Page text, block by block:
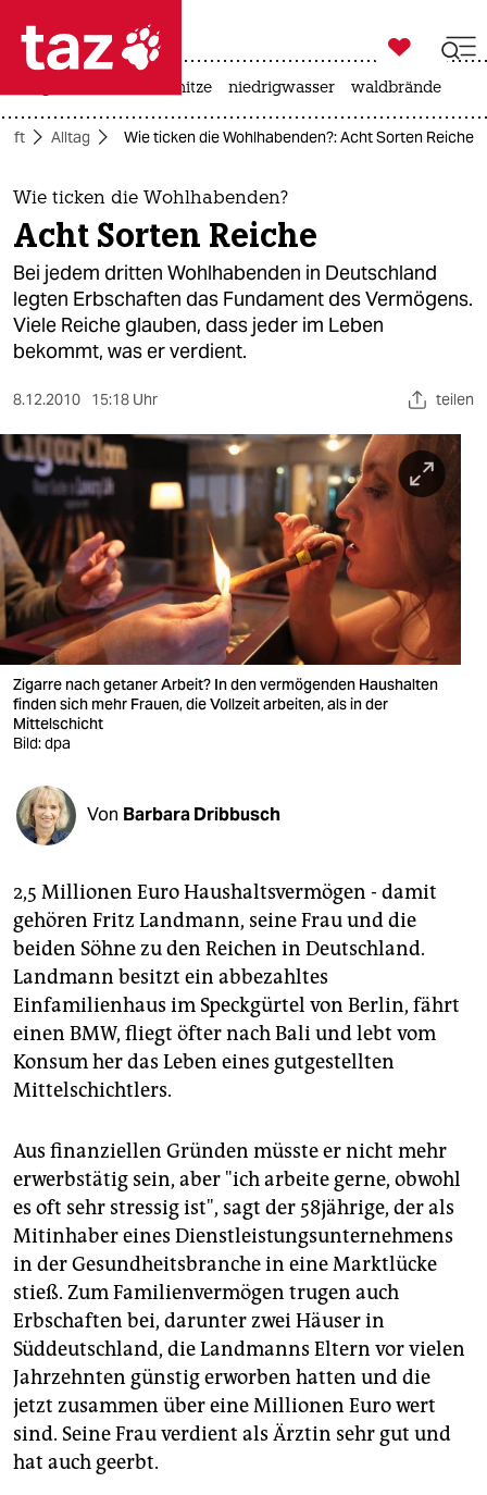
 taz zahl ich
taz zahl ich
themen
politik
öko
gesellschaft
kultur
sport
berlin
nord
wahrheit
verlag
verlag
veranstaltungen
fragen & hilfe
unterstützen
abo
genossenschaft
epaper login

taz zahl ich
hitze niedrigwasser waldbrände
Alltag Wie ticken die Wohlhabenden?: Acht Sorten Reiche
Wie ticken die Wohlhabenden?
Acht Sorten Reiche
Bei jedem dritten Wohlhabenden in Deutschland
legten Erbschaften das Fundament des Vermögens.
Viele Reiche glauben, dass jeder im Leben
bekommt, was er verdient.
8.12.2010 15:18 Uhr teilen
Zigarre nach getaner Arbeit? In den vermögenden Haushalten
finden sich mehr Frauen, die Vollzeit arbeiten, als in der
Mittelschicht
Bild: dpa
Von Barbara Dribbusch
2,5 Millionen Euro Haushaltsvermögen - damit
gehören Fritz Landmann, seine Frau und die
beiden Söhne zu den Reichen in Deutschland.
Landmann besitzt ein abbezahltes
Einfamilienhaus im Speckgürtel von Berlin, fährt
einen BMW, fliegt öfter nach Bali und lebt vom
Konsum her das Leben eines gutgestellten
Mittelschichtlers.
Aus finanziellen Gründen müsste er nicht mehr
erwerbstätig sein, aber "ich arbeite gerne, obwohl
es oft sehr stressig ist", sagt der 58jährige, der als
Mitinhaber eines Dienstleistungsunternehmens
in der Gesundheitsbranche in eine Marktlücke
stieß. Zum Familienvermögen trugen auch
Erbschaften bei, darunter zwei Häuser in
Süddeutschland, die Landmanns Eltern vor vielen
Jahrzehnten günstig erworben hatten und die
jetzt zusammen über eine Millionen Euro wert
sind. Seine Frau verdient als Ärztin sehr gut und
hat auch geerbt.